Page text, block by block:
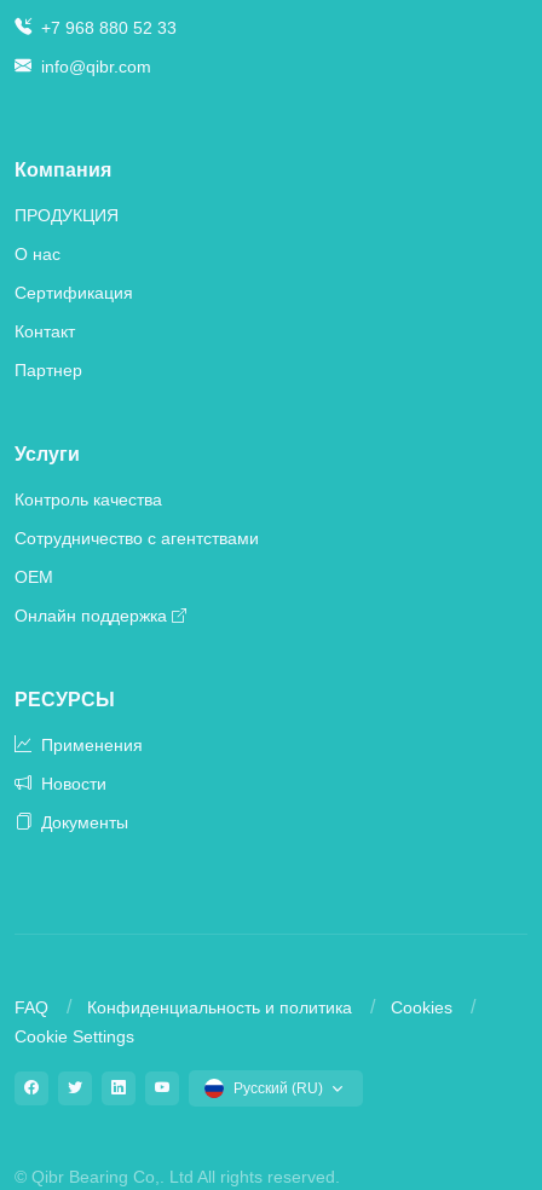
+7 968 880 52 33
info@qibr.com
Компания
ПРОДУКЦИЯ
О нас
Сертификация
Контакт
Партнер
Услуги
Контроль качества
Сотрудничество с агентствами
OEM
Онлайн поддержка
РЕСУРСЫ
Применения
Новости
Документы
FAQ Конфиденциальность и политика
Cookies
Cookie Settings
Русский (RU)
© Qibr Bearing Co,. Ltd All rights reserved.